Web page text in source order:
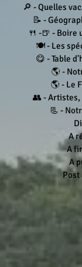
🔎 - Quelles
📝 -
🍴 -🍺 - Boire
🍽 - Les
😋 - Table
🌎 -
🌎 - Le
👥 -
📃 -
A
A
A
Post